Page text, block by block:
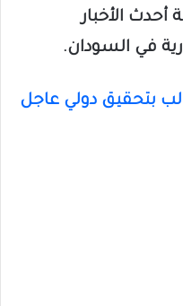
أحدث الأخبار
في السودان.
بتحقيق دولي عاجل